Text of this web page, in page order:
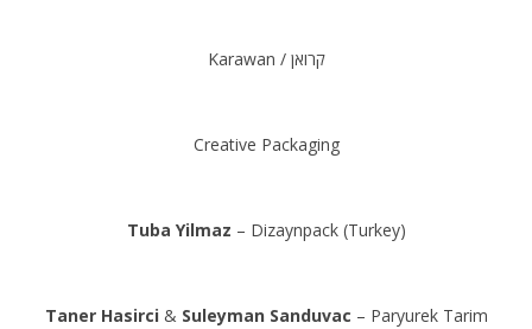
Karawan / קרואן
Creative Packaging
Tuba Yilmaz – Dizaynpack (Turkey)
Taner Hasirci& Suleyman Sanduvac – Paryurek Tarim